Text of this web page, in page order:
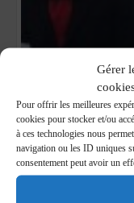
Gérer
Pour offrir les meilleures
cookies pour stocker et/ou
à ces technologies nous
navigation ou les ID uniques
consentement peut avoir un
Plymouth :
«Napoleon